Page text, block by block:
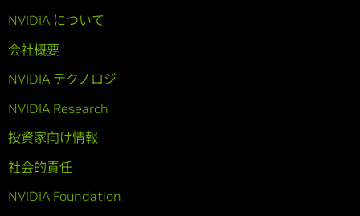
NVIDIA について
会社概要
NVIDIA テクノロジ
NVIDIA Research
投資家向け情報
社会的責任
NVIDIA Foundation